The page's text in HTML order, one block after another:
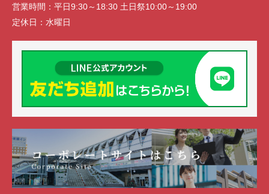
営業時間： 平日9:30～18:30 土日祭10:00～19:00
定休日： 水曜日